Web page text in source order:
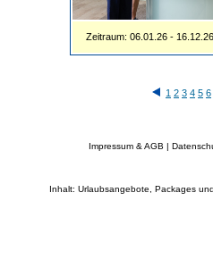
Zeitraum: 06.01.26 -
1 2 3 4 5 6
Impressum & AGB |
Inhalt: Urlaubsangebote, Packages